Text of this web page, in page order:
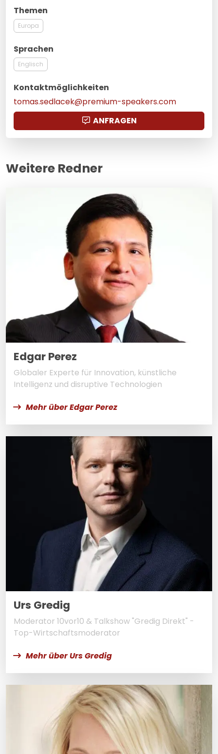
Themen
Europa
Sprachen
Englisch
Kontaktmöglichkeiten
tomas.sedlacek@premium-speakers.com
ANFRAGEN
Weitere Redner
Edgar Perez
Globaler Experte für Innovation, künstliche
Intelligenz und disruptive Technologien
Mehr über Edgar Perez
Urs Gredig
Moderator 10vor10 & Talkshow "Gredig Direkt" -
Top-Wirtschaftsmoderator
Mehr über Urs Gredig